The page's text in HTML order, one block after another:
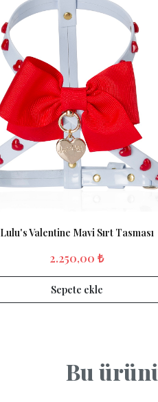
Lulu's Valentine Mavi Sırt Tasması
2.250,00 ₺
Sepete ekle
Bu